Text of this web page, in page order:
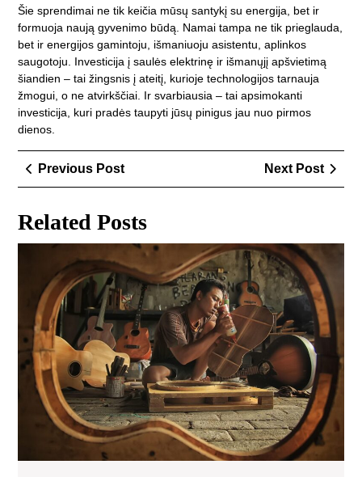
Šie sprendimai ne tik keičia mūsų santykį su energija, bet ir
formuoja naują gyvenimo būdą. Namai tampa ne tik prieglauda,
bet ir energijos gamintoju, išmaniuoju asistentu, aplinkos
saugotoju. Investicija į saulės elektrinę ir išmanųjį apšvietimą
šiandien – tai žingsnis į ateitį, kurioje technologijos tarnauja
žmogui, o ne atvirkščiai. Ir svarbiausia – tai apsimokanti
investicija, kuri pradės taupyti jūsų pinigus jau nuo pirmos
dienos.
Navigacija
tarp
įrašų
Previous PostPrevious
Post
Next Post
Next
Post
Related Posts
ir